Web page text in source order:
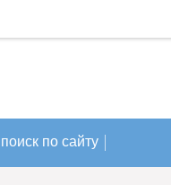
поиск по сайту